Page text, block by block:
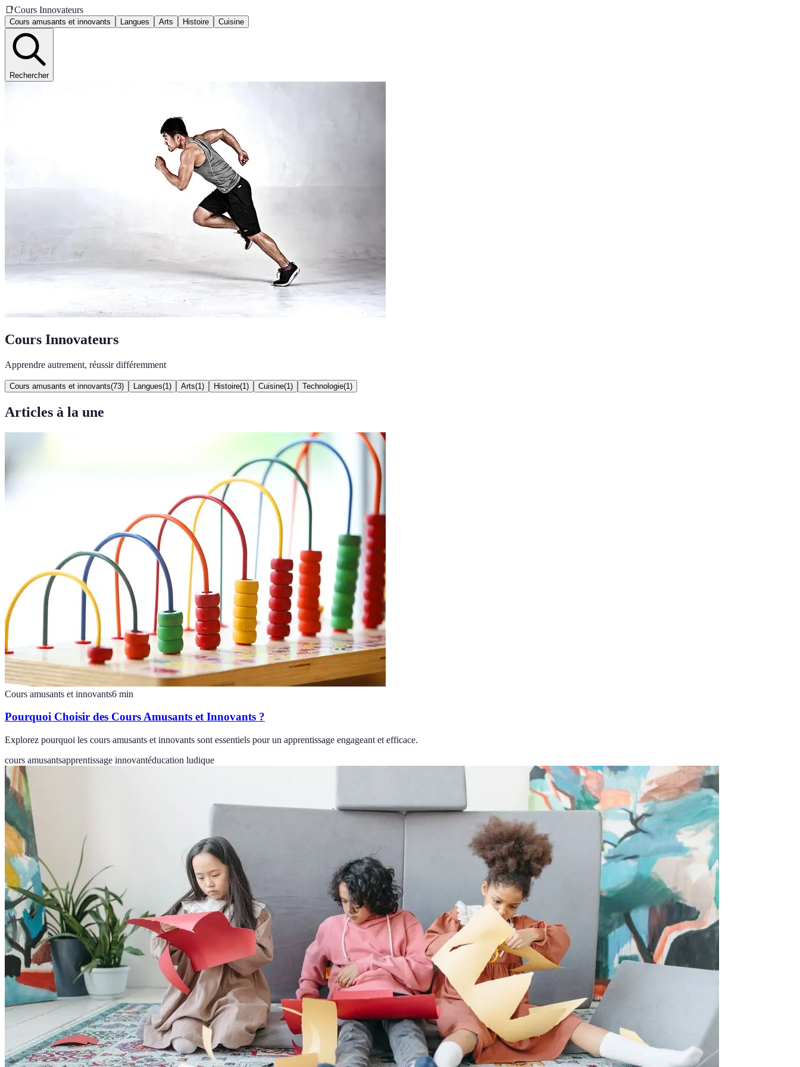
📑Cours Innovateurs
Cours amusants et innovants Langues Arts Histoire Cuisine
Rechercher
Cours Innovateurs
Apprendre autrement, réussir différemment
Cours amusants et innovants(73) Langues(1 ) Arts(1 ) Histoire(1 ) Cuisine(1 ) Technologie(1 )
Articles à la une
Cours amusants et innovants6 min
Pourquoi Choisir des Cours Amusants et Innovants ?
Explorez pourquoi les cours amusants et innovants sont essentiels pour un apprentissage engageant et efficace.
cours amusantsapprentissage innovantéducation ludique